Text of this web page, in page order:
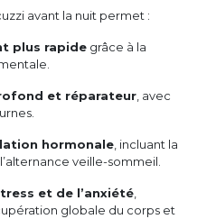
avant la nuit permet :
plus rapide grâce à la
et réparateur , avec
hormonale , incluant la
veille-sommeil.
et de l’anxiété
globale du corps et